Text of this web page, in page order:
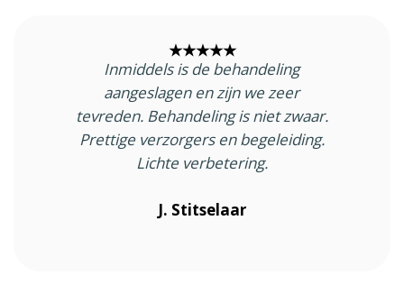
★★★★★
Inmiddels is de behandeling
aangeslagen en zijn we zeer
tevreden. Behandeling is niet zwaar.
Prettige verzorgers en begeleiding.
Lichte verbetering.
J. Stitselaar